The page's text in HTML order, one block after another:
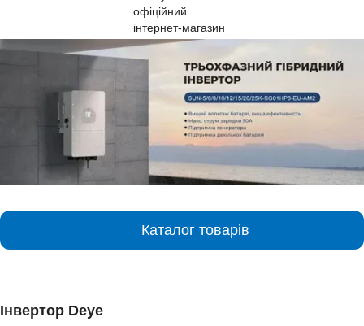
Каталог товарів
Інвертор Deye